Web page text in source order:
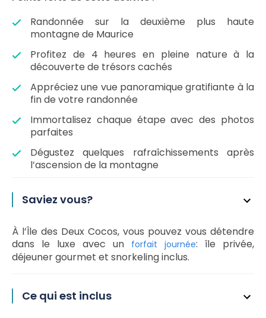
Randonnée sur la deuxième plus haute
montagne de Maurice
Profitez de 4 heures en pleine nature à la
découverte de trésors cachés
Appréciez une vue panoramique gratifiante à la
fin de votre randonnée
Immortalisez chaque étape avec des photos
parfaites
Dégustez quelques rafraîchissements après
l’ascension de la montagne
Saviez vous?
À l’Île des Deux Cocos, vous pouvez vous détendre
dans le luxe avec un
forfait journée: île privée,
déjeuner gourmet et snorkeling inclus.
Ce qui est inclus